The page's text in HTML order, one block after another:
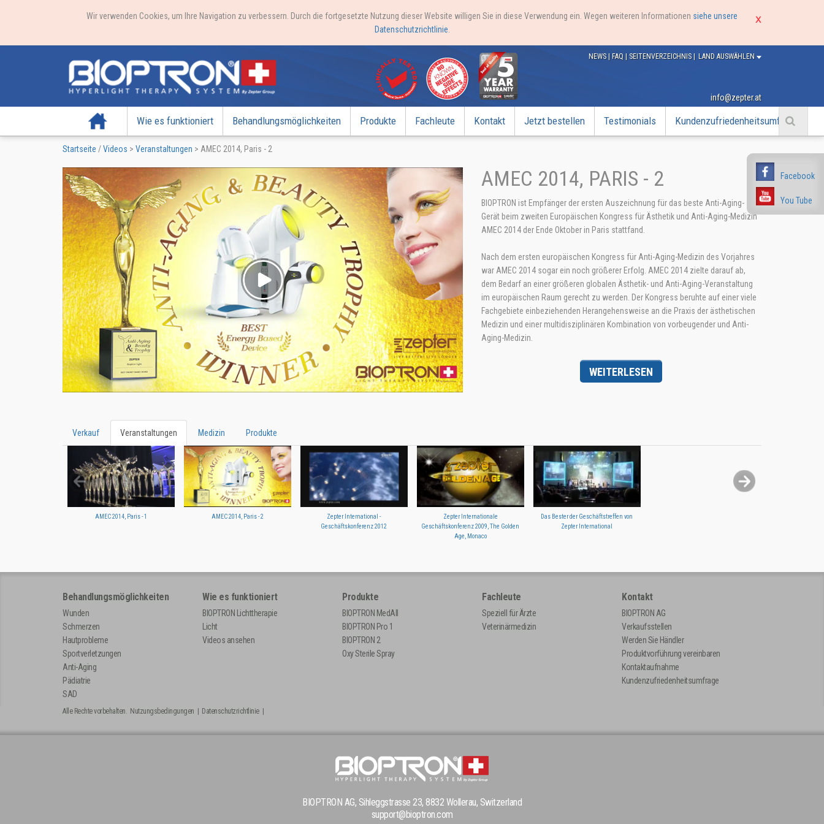
Wir verwenden Cookies, um Ihre Navigation zu verbessern. Durch die fortgesetzte Nutzung dieser Website willigen Sie in diese Verwendung ein. Wegen weiteren Informationen siehe unsere
Datenschutzrichtlinie
Facebook
You Tube
LAND AUSWÄHLEN
NEWS | FAQ | SEITENVERZEICHNIS |
info@zepter.at
Startseite Wie es funktioniert Behandlungsmöglichkeiten Produkte Fachleute Kontakt Jetzt bestellen Testimonials Kundenzufriedenheitsumfrage
Startseite /Videos > Veranstaltungen > AMEC 2014, Paris - 2
AMEC 2014, PARIS - 2
BIOPTRON ist Empfänger der ersten Auszeichnung für das beste Anti-Aging-
Gerät beim zweiten Europäischen Kongress für Ästhetik und Anti-Aging-Medizin
AMEC 2014 der Ende Oktober in Paris stattfand.
Nach dem ersten europäischen Kongress für Anti-Aging-Medizin des Vorjahres
war AMEC 2014 sogar ein noch größerer Erfolg. AMEC 2014 zielte darauf ab,
dem Bedarf an einer größeren globalen Ästhetik- und Anti-Aging-Veranstaltung
im europäischen Raum gerecht zu werden. Der Kongress beruhte auf einer viele
Fachgebiete einbeziehenden Herangehensweise an die Praxis der ästhetischen
Medizin und einer multidisziplinären Kombination von vorbeugender und Anti-
Aging-Medizin.
WEITERLESEN
Verkauf Veranstaltungen Medizin Produkte
AMEC 2014, Paris - 1 AMEC 2014, Paris - 2
Zepter International -
Geschäftskonferenz 2012
Zepter Internationale
Geschäftskonferenz 2009, The Golden
Age, Monaco
Das Bester der Geschäftstreffen von
Zepter International
Behandlungsmöglichkeiten
Wunden
Schmerzen
Hautprobleme
Sportverletzungen
Anti-Aging
Pädiatrie
SAD
Wie es funktioniert
BIOPTRON Lichttherapie
Licht
Videos ansehen
Produkte
BIOPTRON MedAll
BIOPTRON Pro 1
BIOPTRON 2
Oxy Sterile Spray
Fachleute
Speziell für Ärzte
Veterinärmedizin
Kontakt
BIOPTRON AG
Verkaufsstellen
Werden Sie Händler
Produktvorführung vereinbaren
Kontaktaufnahme
Kundenzufriedenheitsumfrage
Alle Rechte vorbehalten. Nutzungsbedingungen | Datenschutzrichtlinie|
BIOPTRON AG, Sihleggstrasse 23, 8832 Wollerau, Switzerland
support@bioptron.com